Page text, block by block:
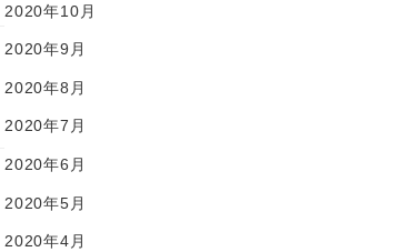
2020年10月
2020年9月
2020年8月
2020年7月
2020年6月
2020年5月
2020年4月